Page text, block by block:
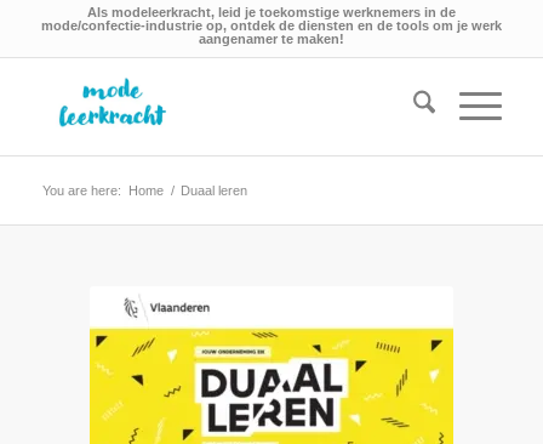
Als modeleerkracht, leid je toekomstige werknemers in de
mode/confectie-industrie op, ontdek de diensten en de tools om je werk
aangenamer te maken!
You are here: Home / Duaal leren